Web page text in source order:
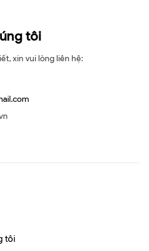
tôi
xin vui lòng liên hệ:
tôi